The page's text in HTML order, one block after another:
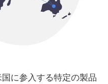
に参入する特定の製品